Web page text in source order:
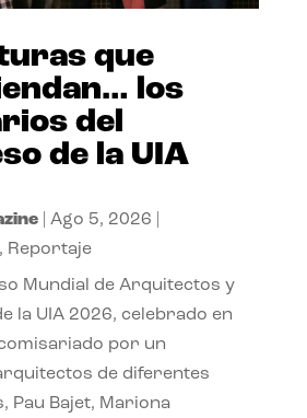
que
los
del
de la UIA
| Ago 5, 2026
Reportaje
Mundial de Arquitectos y
la UIA 2026, celebrado en
por un
de diferentes
Pau Bajet, Mariona